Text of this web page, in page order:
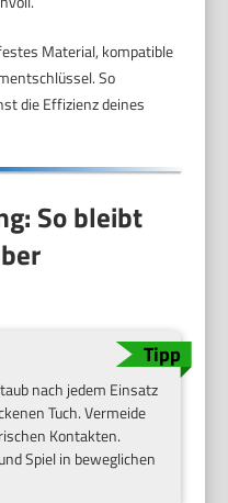
Material, kompatible
So
die Effizienz deines
So bleibt
nach jedem Einsatz
Tuch. Vermeide
Kontakten.
Spiel in beweglichen